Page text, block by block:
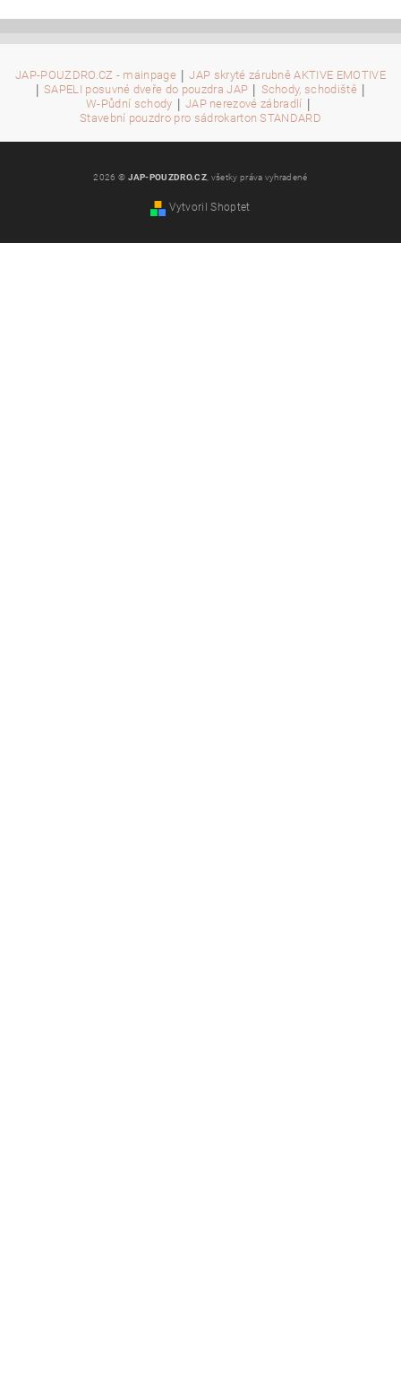
JAP-POUZDRO.CZ - mainpage | JAP skryté zárubně AKTIVE EMOTIVE
| SAPELI posuvné dveře do pouzdra JAP | Schody, schodiště |
W-Půdní schody | JAP nerezové zábradlí |
Stavební pouzdro pro sádrokarton STANDARD
2026 © JAP-POUZDRO.CZ , všetky práva vyhradené
Vytvoril Shoptet